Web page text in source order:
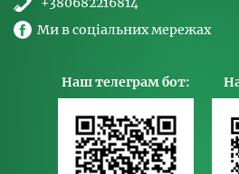
Ми в соціальних мережах
Наш телеграм бот: